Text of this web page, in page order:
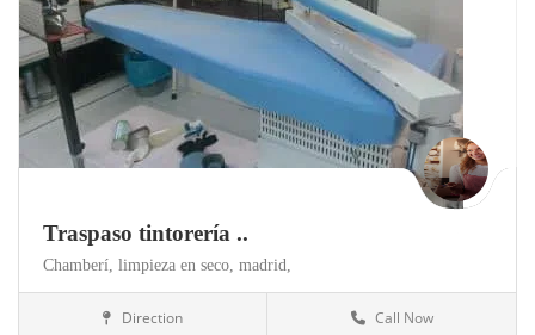
Traspaso tintorería ..
Chamberí, limpieza en seco, madrid,
Otros negociosDirection Call Now